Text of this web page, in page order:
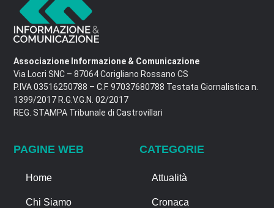
Associazione Informazione & Comunicazione
Via Locri SNC – 87064 Corigliano Rossano CS
P.IVA 03516250788 – C.F. 97037680788 Testata Giornalistica n.
1399/2017 R.G.V.G.N. 02/2017
REG. STAMPA Tribunale di Castrovillari
PAGINE WEB
Home
Chi Siamo
CATEGORIE
Attualità
Cronaca